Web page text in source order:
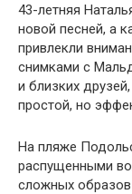
43-летняя
новой песней, а
привлекли
снимками с
и близких
простой, но
На пляже
распущенными
сложных